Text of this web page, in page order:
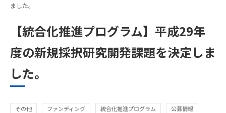
ました。
【統合化推進プログラム】平成29年
度の新規採択研究開発課題を決定しま
した。
その他 ファンディング 統合化推進プログラム 公募情報